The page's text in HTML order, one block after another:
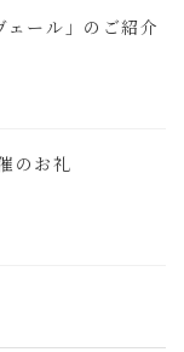
ール」のご紹介
のお礼